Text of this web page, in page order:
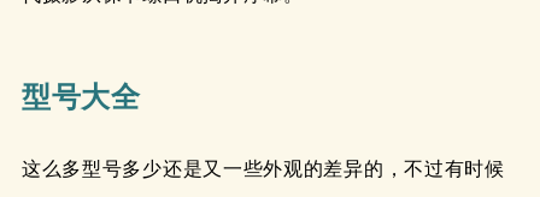
型号大全
这么多型号多少还是又一些外观的差异的，不过有时候